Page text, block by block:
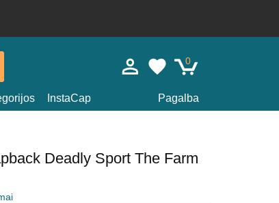
0
InstaCap Pagalba
Deadly Sport The Farm